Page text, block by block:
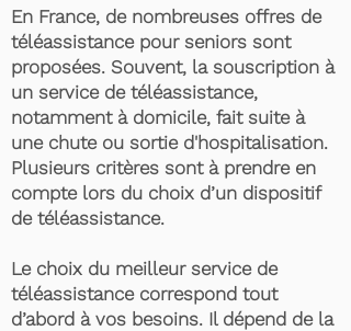
En France, de nombreuses offres de
téléassistance pour seniors sont
proposées. Souvent, la souscription à
un service de téléassistance,
notamment à domicile, fait suite à
une chute ou sortie d'hospitalisation.
Plusieurs critères sont à prendre en
compte lors du choix d’un dispositif
de téléassistance.
Le choix du meilleur service de
téléassistance correspond tout
d’abord à vos besoins. Il dépend de la